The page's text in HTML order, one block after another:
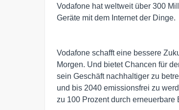
Vodafone hat weltweit über 300
Geräte mit dem Internet der Dinge.
Vodafone schafft eine bessere
Morgen. Und bietet Chancen für
sein Geschäft nachhaltiger zu
und bis 2040 emissionsfrei zu
zu 100 Prozent durch erneuerbare